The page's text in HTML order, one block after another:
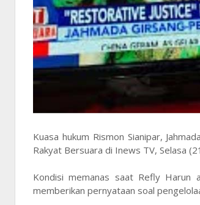
Kuasa hukum Rismon Sianipar,
Rakyat Bersuara di Inews TV, Selasa
Kondisi memanas saat Refly Harun
memberikan pernyataan soal